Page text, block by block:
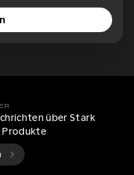
über Stark
Produkte